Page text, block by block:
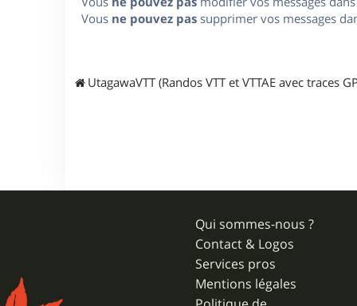
Vous ne pouvez pas supprimer vos messages
UtagawaVTT (Randos VTT et VTTAE avec traces
Qui sommes-nous ?
Contact & Logos
Services pros
Mentions légales